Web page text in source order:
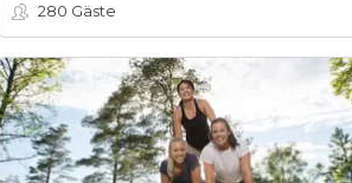
280 Gäste